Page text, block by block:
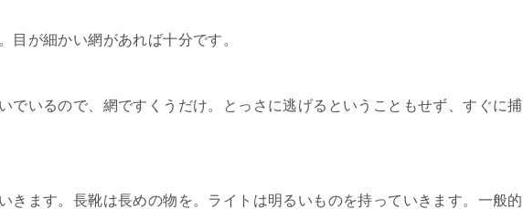
目が細かい網があれば十分です。
でいるので、網ですくうだけ。とっさに逃げるということもせず、すぐに捕
きます。長靴は長めの物を。ライトは明るいものを持っていきます。一般的